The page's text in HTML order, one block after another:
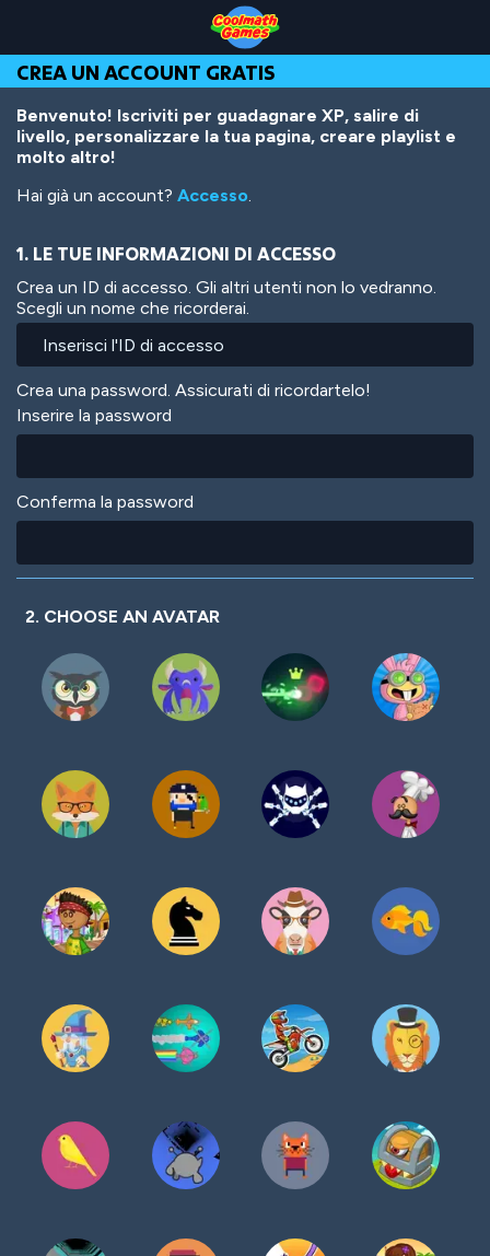
Top
of
Page
Navigation
Main
Content
Footer
contenuto
principale
CREA UN ACCOUNT GRATIS
Benvenuto! Iscriviti per guadagnare XP, salire di
livello, personalizzare la tua pagina, creare playlist e
molto altro!
Hai già un account? Accesso.
1. LE TUE INFORMAZIONI DI ACCESSO
Crea un ID di accesso. Gli altri utenti non lo vedranno.
Scegli un nome che ricorderai.
Crea una password. Assicurati di ricordartelo!
Inserire la password
Conferma la password
2. CHOOSE AN AVATAR